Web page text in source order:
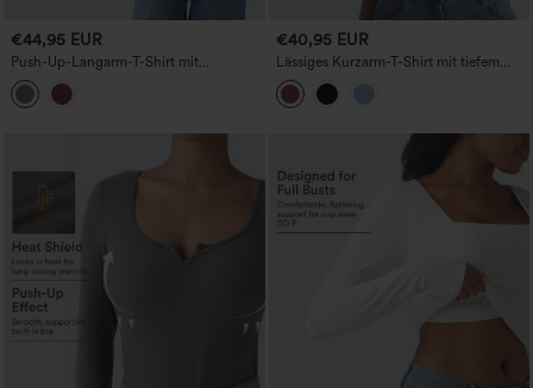
€44,95 EUR
Push-Up-Langarm-T-Shirt mit
Kerbenausschnitt – lässig und wärmend
– für Körbchengrößen D/DD/DDD/F
€40,95 EUR
Lässiges Kurzarm-T-Shirt mit tiefem
Rundhalsausschnitt und integriertem BH
— für Körbchengrößen B–DD